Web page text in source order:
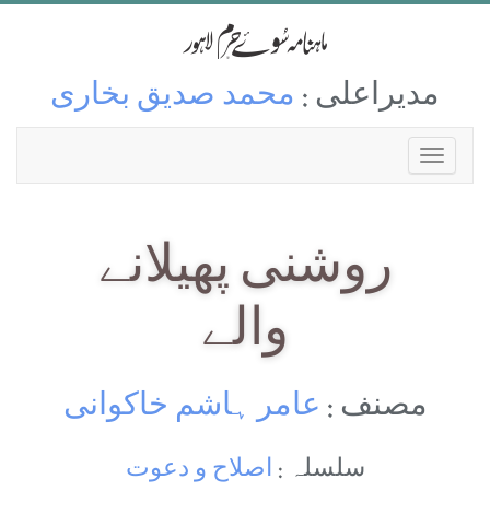
مدیراعلی : محمد صدیق بخاری
روشنی پھیلانے
والے
مصنف : عامر ہاشم خاکوانی
سلسلہ : اصلاح و دعوت